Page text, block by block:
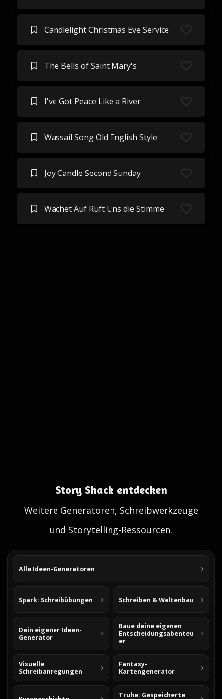
Candlelight Christmas Eve Service
The Bells of Saint Mary's
I've Got Peace Like a River
Wassail Song Old English Style
Joy Candle Second Sunday
Wachet Auf Ruft Uns die Stimme
Story Shack entdecken
Weitere Generatoren, Schreibwerkzeuge
und Storytelling-Ressourcen.
Alle Ideen-Generatoren
Spark: Schreibübungen Schreiben & Weltenbau
Dein eigener Ideen-
Generator
Baue deine eigenen
Entscheidungsabenteu
er
Visuelle
Schreibanregungen
Fantasy-
Kartengenerator
Truhe: Gespeicherte